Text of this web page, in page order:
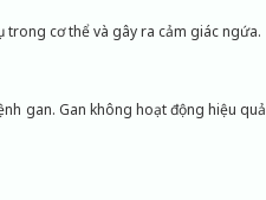
trong cơ thể và gây ra cảm giác ngứa.
gan. Gan không hoạt động hiệu quả